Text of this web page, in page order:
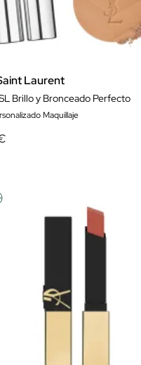
Laurent
Brillo y Bronceado Perfecto
Maquillaje